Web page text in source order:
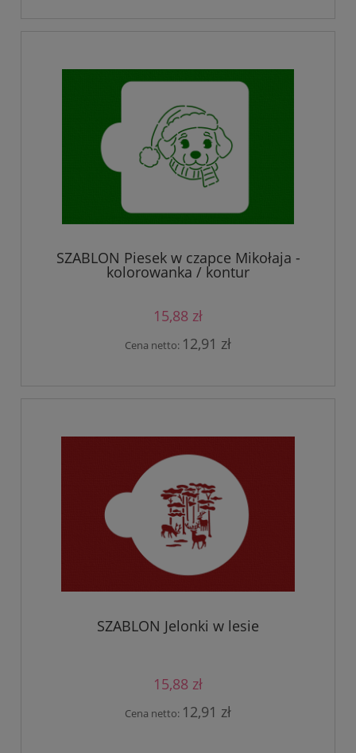
SZABLON Piesek w czapce Mikołaja -
kolorowanka / kontur
15,88 zł
Cena netto: 12,91 zł
SZABLON Jelonki w lesie
15,88 zł
Cena netto: 12,91 zł